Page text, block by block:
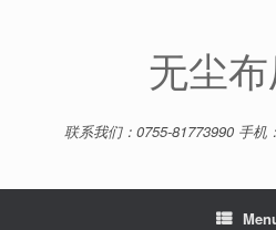
无尘
联系我们：0755-81773990 手机